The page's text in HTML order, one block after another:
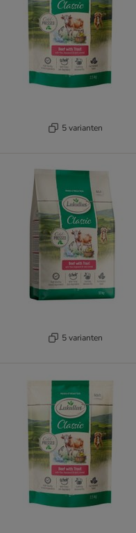
5 varianten
5 varianten